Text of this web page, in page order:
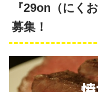
『29on（にく
募集！